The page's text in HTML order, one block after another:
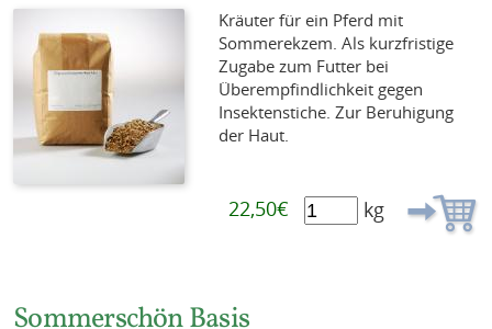
Kräuter für ein Pferd mit
Sommerekzem. Als kurzfristige
Zugabe zum Futter bei
Überempfindlichkeit gegen
Insektenstiche. Zur Beruhigung
der Haut.
22,50€ kg
Sommerschön Basis